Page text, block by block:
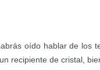
oído hablar de los
recipiente de cristal,